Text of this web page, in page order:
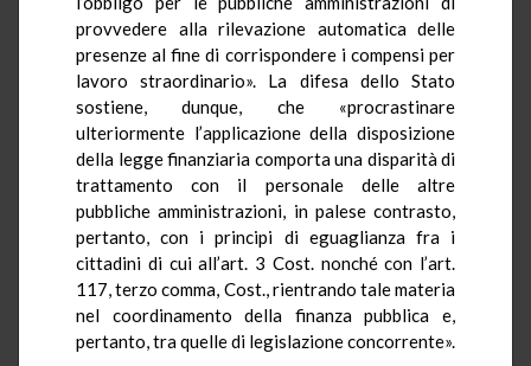
provvedere alla rilevazione automatica delle
presenze al fine di corrispondere i compensi per
lavoro straordinario». La difesa dello Stato
sostiene, dunque, che «procrastinare
ulteriormente l’applicazione della disposizione
della legge finanziaria comporta una disparità di
trattamento con il personale delle altre
pubbliche amministrazioni, in palese contrasto,
pertanto, con i principi di eguaglianza fra i
cittadini di cui all’art. 3 Cost. nonché con l’art.
117, terzo comma, Cost., rientrando tale materia
nel coordinamento della finanza pubblica e,
pertanto, tra quelle di legislazione concorrente».